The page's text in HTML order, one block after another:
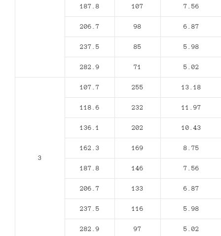
187.8 107 7.56
206.7 98 6.87
237.5 85 5.98
282.9 71 5.02
3
107.7 255 13.18
118.6 232 11.97
136.1 202 10.43
162.3 169 8.75
187.8 146 7.56
206.7 133 6.87
237.5 116 5.98
282.9 97 5.02